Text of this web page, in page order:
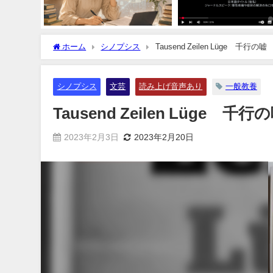
ホーム シノプシス Tausend Zeilen Lüge 千行の嘘
シノプシス 文芸 読み上げ音声あり 一般教養
Tausend Zeilen Lüge 千行の
2023年2月3日 2023年2月20日